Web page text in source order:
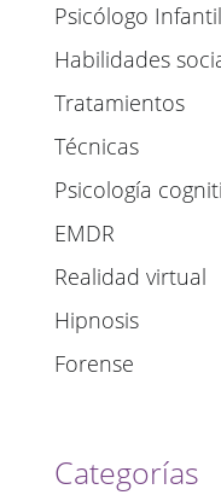
Psicólogo Infantil
Habilidades
Tratamientos
Técnicas
Psicología
EMDR
Realidad virtual
Hipnosis
Forense
Categorías